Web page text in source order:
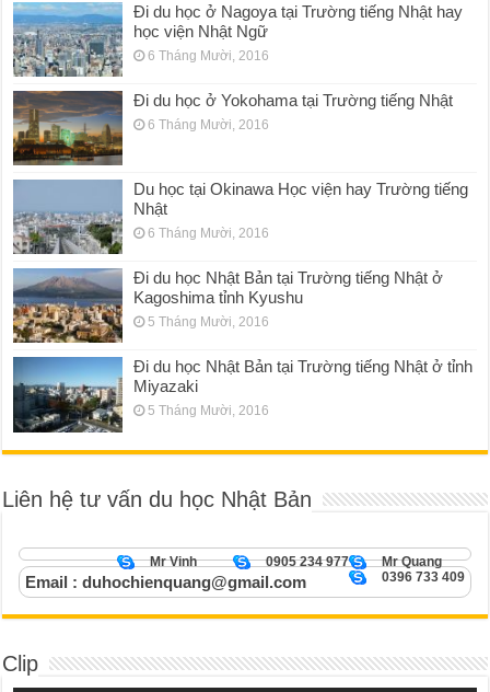
Đi du học ở Nagoya tại Trường tiếng Nhật hay
học viện Nhật Ngữ
6 Tháng Mười, 2016
Đi du học ở Yokohama tại Trường tiếng Nhật
6 Tháng Mười, 2016
Du học tại Okinawa Học viện hay Trường tiếng
Nhật
6 Tháng Mười, 2016
Đi du học Nhật Bản tại Trường tiếng Nhật ở
Kagoshima tỉnh Kyushu
5 Tháng Mười, 2016
Đi du học Nhật Bản tại Trường tiếng Nhật ở tỉnh
Miyazaki
5 Tháng Mười, 2016
Liên hệ tư vấn du học Nhật Bản
Mr Quang
0905 234 977
Mr Vinh
0396 733 409
Email : duhochienquang@gmail.com
Clip